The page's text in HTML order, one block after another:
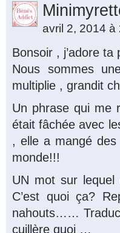
avril 2, 2014 à
Bonsoir , j’adore ta
Nous sommes
multiplie , grandit
Un phrase qui me
était fâchée avec
, elle a mangé
monde!!!
UN mot sur
C’est quoi ça?
nahouts……
cuillère quoi …